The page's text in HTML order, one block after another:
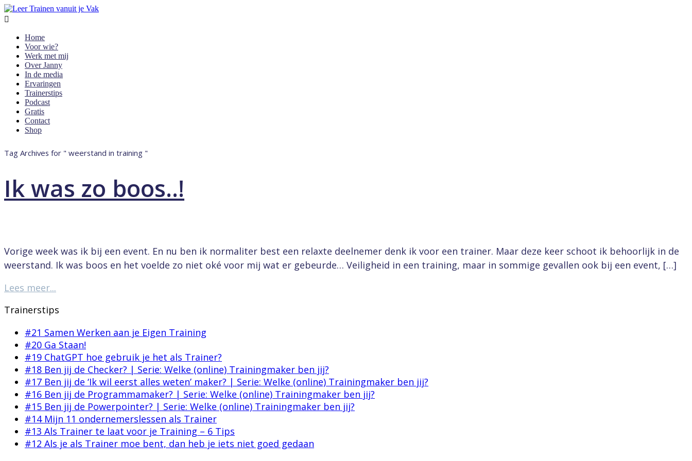

Home
Voor wie?
Werk met mij
Over Janny
In de media
Ervaringen
Trainerstips
Podcast
Gratis
Contact
Shop
Tag Archives for " weerstand in training "
Ik was zo boos..!
Vorige week was ik bij een event. En nu ben ik normaliter best een relaxte deelnemer denk ik voor een trainer. Maar deze keer schoot ik behoorlijk in de
weerstand. Ik was boos en het voelde zo niet oké voor mij wat er gebeurde… Veiligheid in een training, maar in sommige gevallen ook bij een event, […]
Lees meer...
Trainerstips
#21 Samen Werken aan je Eigen Training
#20 Ga Staan!
#19 ChatGPT hoe gebruik je het als Trainer?
#18 Ben jij de Checker? | Serie: Welke (online) Trainingmaker ben jij?
#17 Ben jij de ‘Ik wil eerst alles weten’ maker? | Serie: Welke (online) Trainingmaker ben jij?
#16 Ben jij de Programmamaker? | Serie: Welke (online) Trainingmaker ben jij?
#15 Ben jij de Powerpointer? | Serie: Welke (online) Trainingmaker ben jij?
#14 Mijn 11 ondernemerslessen als Trainer
#13 Als Trainer te laat voor je Training – 6 Tips
#12 Als je als Trainer moe bent, dan heb je iets niet goed gedaan